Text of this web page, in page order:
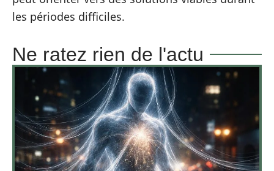
les périodes difficiles.
Ne ratez rien de l'actu